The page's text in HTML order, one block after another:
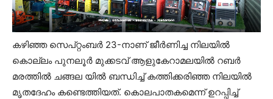
കഴിഞ്ഞ സെപ്റ്റംബര്‍ 23-നാണ് ജീർണിച്ച നിലയിൽ
കൊല്ലം പുനലൂർ മുക്കടവ് ആളുകേറാമലയിൽ റബർ
മരത്തിൽ ചങ്ങല യിൽ ബന്ധിച്ച് കത്തിക്കരിഞ്ഞ നിലയിൽ
മൃതദേഹം കണ്ടെത്തിയത്. കൊലപാതകമെന്ന് ഉറപ്പിച്ച്